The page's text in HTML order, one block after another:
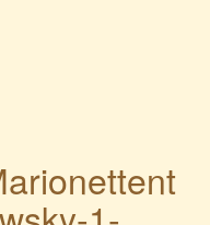
a
t